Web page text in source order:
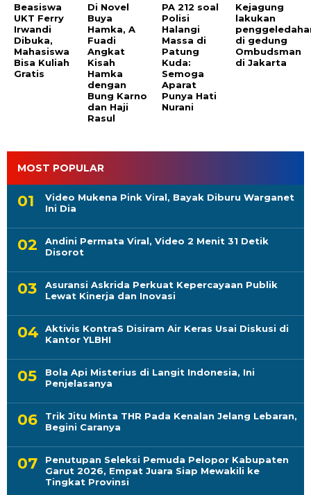
Beasiswa
UKT Ferry
Irwandi
Dibuka,
Mahasiswa
Bisa Kuliah
Gratis
Di Novel
Buya
Hamka, A
Fuadi
Angkat
Kisah
Hamka
dengan
Bung Karno
dan Haji
Rasul
PA 212 soal
Polisi
Halangi
Massa di
Patung
Kuda:
Semoga
Aparat
Punya Hati
Nurani
Kejagung
lakukan
di gedung
Ombudsman
di Jakarta
MOST POPULAR
Video Mukena Pink Viral, Bayak Diburu Warganet
Ini Dia
Andini Permata Viral, Video 2 Menit 31 Detik
Disorot
Asuransi Askrida Perkuat Kepercayaan Publik
Lewat Kinerja dan Inovasi
Aktivis KontraS Disiram Air Keras Usai Diskusi di
Kantor YLBHI
Bola Api Misterius di Langit Indonesia, Ini
Penjelasanya
Trik Jitu Minta THR Pada Kenalan Jelang Lebaran,
Begini Caranya
Penutupan Seleksi Pemuda Pelopor Kabupaten
Garut 2026, Empat Juara Siap Mewakili ke
Tingkat Provinsi